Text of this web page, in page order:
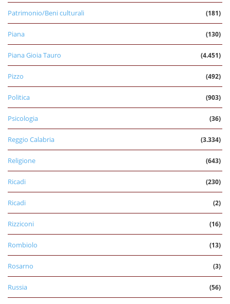
Patrimonio/Beni culturali (181)
Piana (130)
Piana Gioia Tauro (4.451)
Pizzo (492)
Politica (903)
Psicologia (36)
Reggio Calabria (3.334)
Religione (643)
Ricadi (230)
Ricadi (2)
Rizziconi (16)
Rombiolo (13)
Rosarno (3)
Russia (56)